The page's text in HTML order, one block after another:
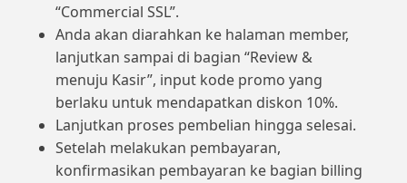
“Commercial SSL”.
Anda akan diarahkan ke halaman member,
lanjutkan sampai di bagian “Review &
menuju Kasir”, input kode promo yang
berlaku untuk mendapatkan diskon 10%.
Lanjutkan proses pembelian hingga selesai.
Setelah melakukan pembayaran,
konfirmasikan pembayaran ke bagian billing